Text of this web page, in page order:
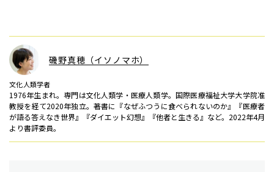
磯野真穂（イソノマホ）
文化人類学者
1976年生まれ。専門は文化人類学・医療人類学。国際医療福祉大学大学院准
教授を経て2020年独立。著書に『なぜふつうに食べられないのか』『医療者
が語る答えなき世界』『ダイエット幻想』『他者と生きる』など。2022年4月
より書評委員。